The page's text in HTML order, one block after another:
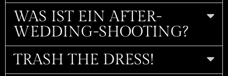
WAS IST EIN AFTER-
WEDDING-SHOOTING?
TRASH THE DRESS!